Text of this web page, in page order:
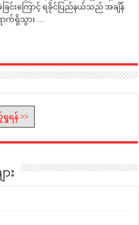
င်းကြောင့် ရခိုင်ပြည်နယ်သည် အချိန်
က်ရှိသွား …
ရှုရန် >>
း